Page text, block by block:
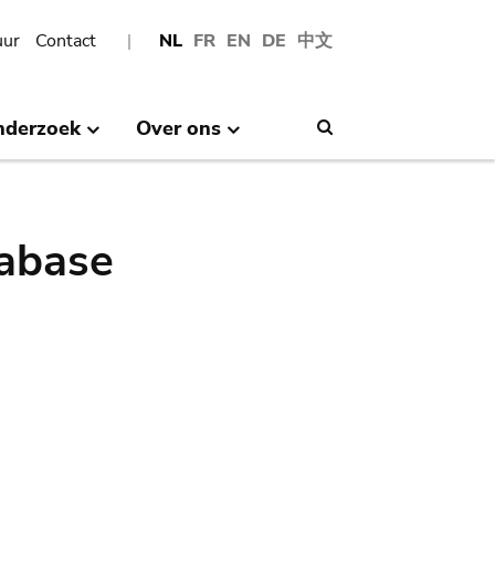
NL FR EN DE 中文
Contact
Over ons